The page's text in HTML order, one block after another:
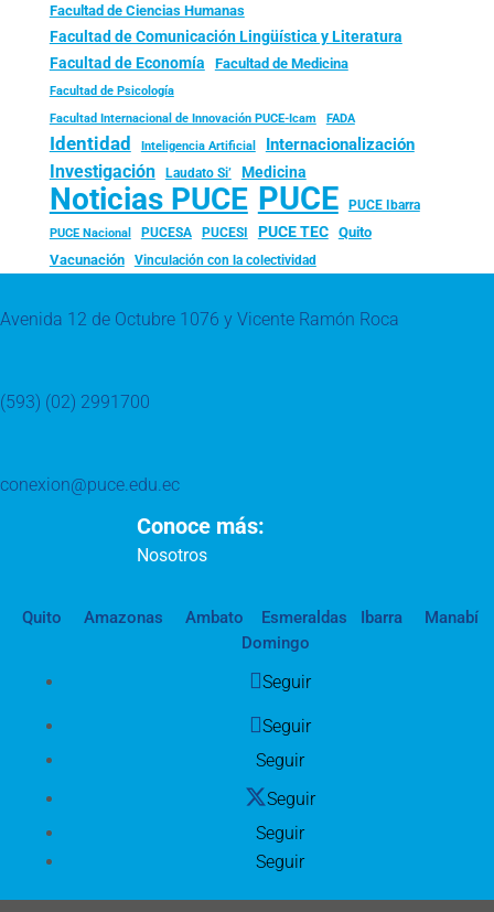
Facultad de Ciencias Humanas
Facultad de Comunicación Lingüística y Literatura
Facultad de Economía Facultad de Medicina
Facultad de Psicología
Facultad Internacional de Innovación PUCE-Icam FADA
Identidad Inteligencia Artificial Internacionalización
Investigación Laudato Si’ Medicina
Noticias PUCE PUCE PUCE Ibarra
PUCE Nacional PUCESA PUCESI PUCE TEC
Quito
Vacunación
Vinculación con la colectividad
Avenida 12 de Octubre 1076 y Vicente Ramón Roca
(593) (02) 2991700
conexion@puce.edu.ec
Conoce más:
Nosotros
Quito Amazonas Ambato Esmeraldas Ibarra
Manabí
Domingo
Seguir
Seguir
Seguir
Seguir
Seguir
Seguir